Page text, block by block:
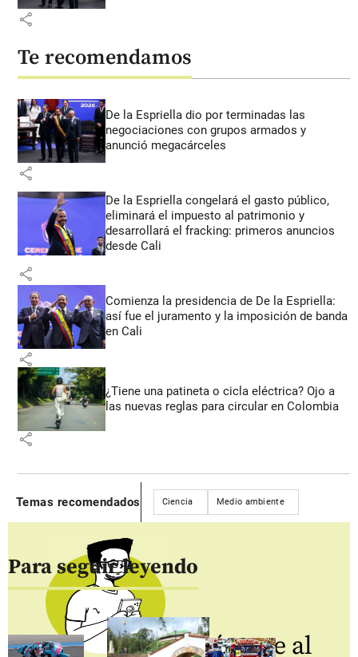
share
Te recomendamos
De la Espriella dio por terminadas las
negociaciones con grupos armados y
anunció megacárceles
share
De la Espriella congelará el gasto público,
eliminará el impuesto al patrimonio y
desarrollará el fracking: primeros anuncios
desde Cali
share
Comienza la presidencia de De la Espriella:
así fue el juramento y la imposición de banda
en Cali
share
¿Tiene una patineta o cicla eléctrica? Ojo a
las nuevas reglas para circular en Colombia
share
Temas recomendados Ciencia Medio ambiente
Para seguir leyendo
Regístrate al